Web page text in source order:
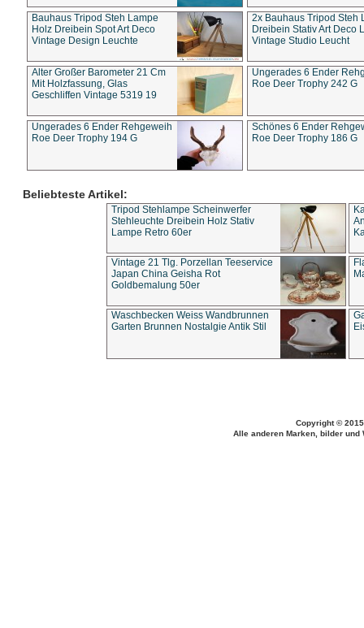
Bauhaus Tripod Steh Lampe
Holz Dreibein Spot Art Deco
Vintage Design Leuchte
2x Bauhaus Tripod Steh
Dreibein Stativ Art Deco
Vintage Studio Leucht
Alter Großer Barometer 21 Cm
Mit Holzfassung, Glas
Geschliffen Vintage 5319 19
Ungerades 6 Ender
Roe Deer Trophy 242 G
Ungerades 6 Ender Rehgeweih
Roe Deer Trophy 194 G
Schönes 6 Ender
Roe Deer Trophy 186 G
Beliebteste Artikel:
Tripod Stehlampe Scheinwerfer
Stehleuchte Dreibein Holz Stativ
Lampe Retro 60er
Vintage 21 Tlg. Porzellan Teeservice
Japan China Geisha Rot
Goldbemalung 50er
Waschbecken Weiss Wandbrunnen
Garten Brunnen Nostalgie Antik Stil
Copyright ©
Alle anderen Marken, bilder und